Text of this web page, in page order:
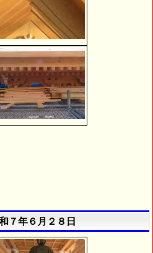
７年６月２８日